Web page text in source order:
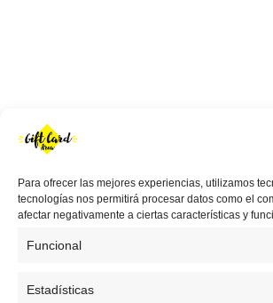
Para ofrecer las mejores experiencias, utilizamos
tecnologías nos permitirá procesar datos como el
afectar negativamente a ciertas características y
Funcional
Estadísticas